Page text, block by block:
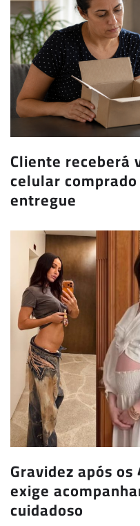
Cliente receberá
celular
entregue
Gravidez após
exige
cuidadoso